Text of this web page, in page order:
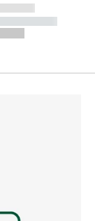
-----------